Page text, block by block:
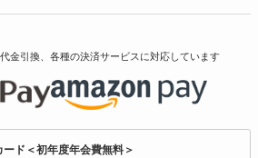
金引換、各種の決済サービスに対応しています
ード＜初年度年会費無料＞